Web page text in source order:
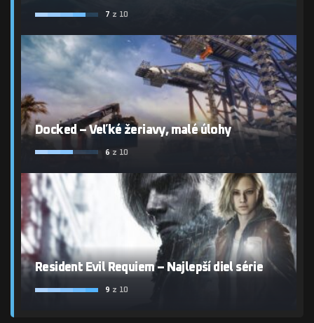
7 z 10
Docked – Veľké žeriavy, malé úlohy
6 z 10
Resident Evil Requiem – Najlepší diel série
9 z 10